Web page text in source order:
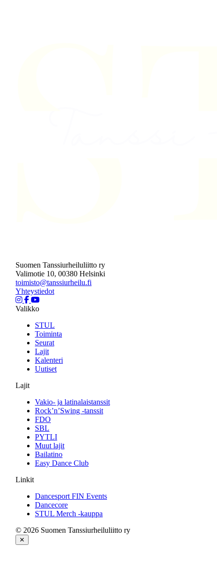
Suomen Tanssiurheiluliitto ry
Valimotie 10, 00380 Helsinki
toimisto@tanssiurheilu.fi
Yhteystiedot
Valikko
STUL
Toiminta
Seurat
Lajit
Kalenteri
Uutiset
Lajit
Vakio- ja latinalaistanssit
Rock’n’Swing -tanssit
FDO
SBL
PYTLI
Muut lajit
Bailatino
Easy Dance Club
Linkit
Dancesport FIN Events
Dancecore
STUL Merch -kauppa
© 2026 Suomen Tanssiurheiluliitto ry
✕